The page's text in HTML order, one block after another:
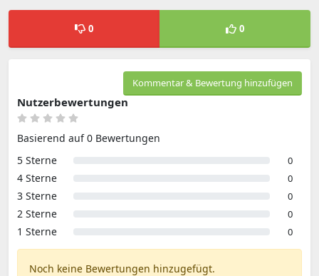
0 0
Kommentar & Bewertung hinzufügen
Nutzerbewertungen
Basierend auf 0 Bewertungen
5 Sterne
0
4 Sterne 0
3 Sterne 0
2 Sterne 0
1 Sterne 0
Noch keine Bewertungen hinzugefügt.